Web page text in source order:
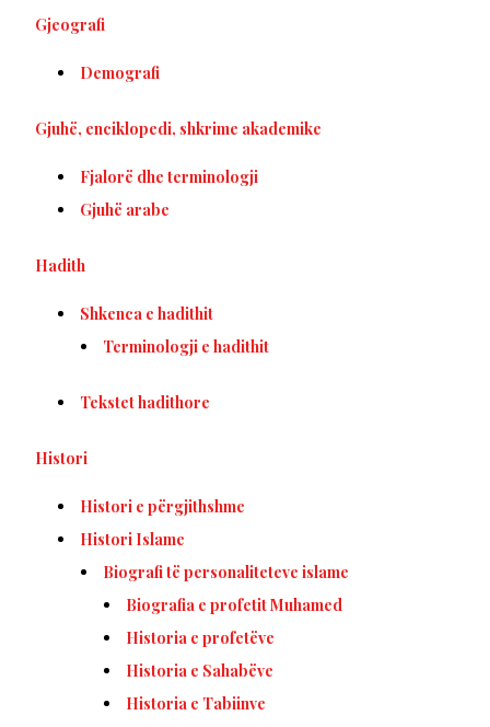
Gjeografi
Demografi
Gjuhë, enciklopedi, shkrime akademike
Fjalorë dhe terminologji
Gjuhë arabe
Hadith
Shkenca e hadithit
Terminologji e hadithit
Tekstet hadithore
Histori
Histori e përgjithshme
Histori Islame
Biografi të personaliteteve islame
Biografia e profetit Muhamed
Historia e profetëve
Historia e Sahabëve
Historia e Tabiinve